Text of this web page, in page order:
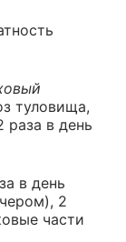
туловища,
раза в день
в день
2
части